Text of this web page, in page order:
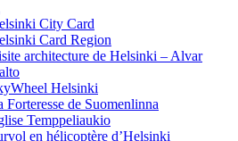
City Card
Card Region
architecture de Helsinki – Alvar
Helsinki
Forteresse de Suomenlinna
Temppeliaukio
en hélicoptère d’Helsinki